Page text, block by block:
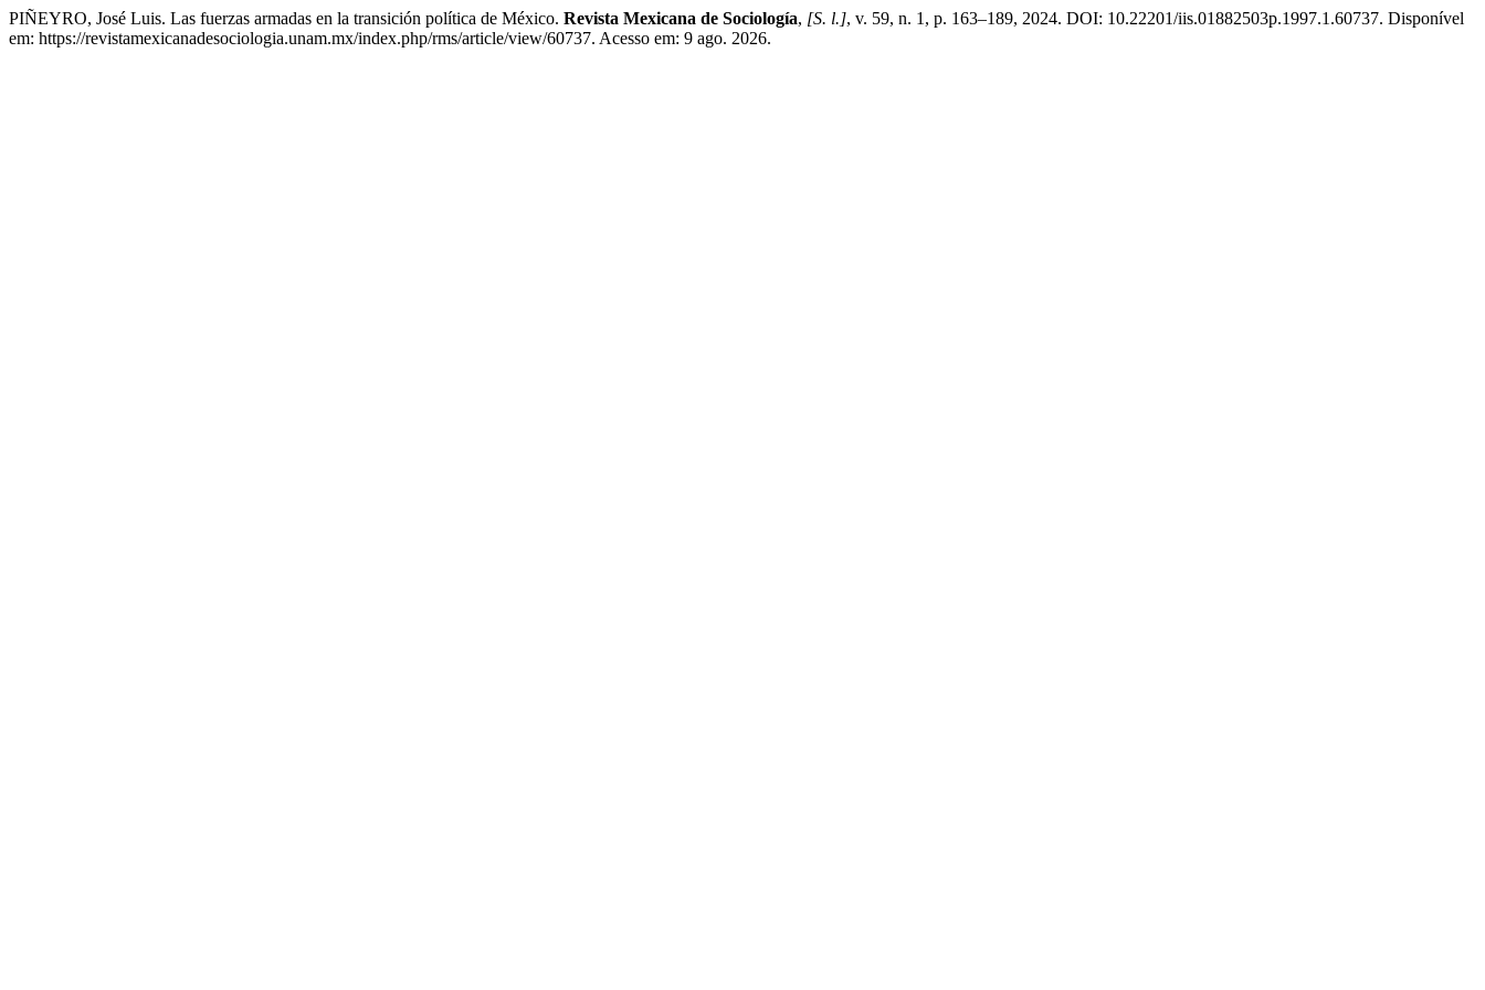
PIÑEYRO, José Luis. Las fuerzas armadas en la transición política de México. Revista Mexicana de Sociología, [S. l.], v. 59, n. 1, p. 163–189, 2024. DOI: 10.22201/iis.01882503p.1997.1.60737. Disponível
em: https://revistamexicanadesociologia.unam.mx/index.php/rms/article/view/60737. Acesso em: 9 ago. 2026.